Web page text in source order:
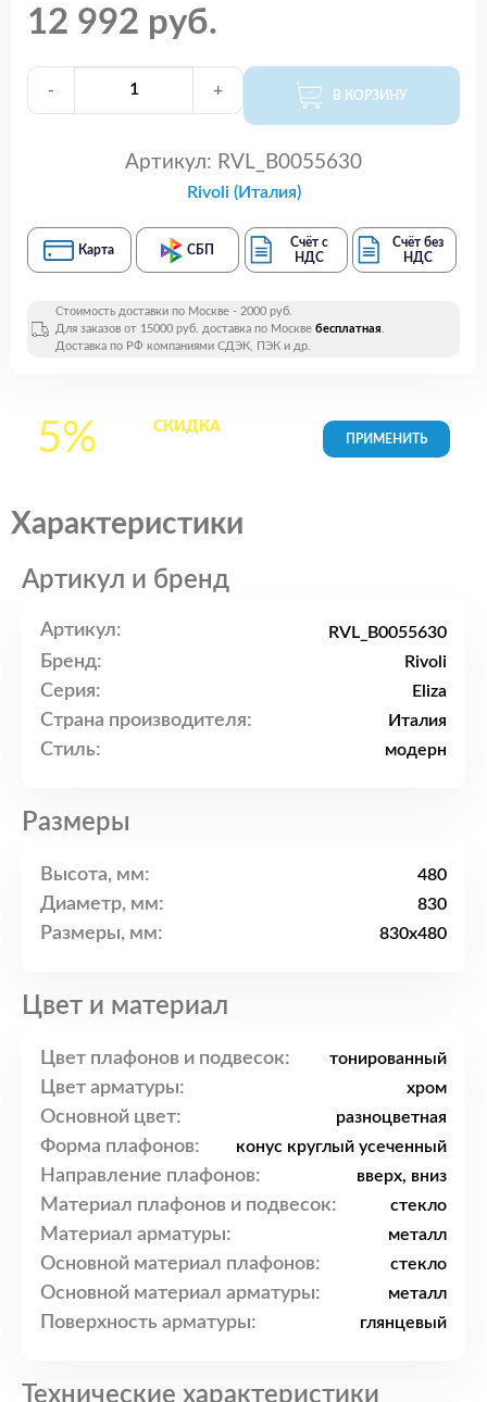
12 992 руб.
- + В КОРЗИНУ
Артикул: RVL_B0055630
Rivoli (Италия)
Карта СБП
Счёт с
НДС
Счёт без
НДС
Стоимость доставки по Москве - 2000 руб.
Для заказов от 15000 руб. доставка по Москве бесплатная.
Доставка по РФ компаниями СДЭК, ПЭК и др.
5% СКИДКАна все
Характеристики
Артикул и бренд
Артикул: RVL_B0055630
Бренд: Rivoli
Серия: Eliza
Страна производителя: Италия
Стиль: модерн
Размеры
Высота, мм: 480
Диаметр, мм: 830
Размеры, мм: 830x480
Цвет и материал
Цвет плафонов и подвесок: тонированный
Цвет арматуры: хром
Основной цвет: разноцветная
Форма плафонов: конус круглый усеченный
Направление плафонов: вверх, вниз
Материал плафонов и подвесок: стекло
Материал арматуры: металл
Основной материал плафонов: стекло
Основной материал арматуры: металл
Поверхность арматуры: глянцевый
Технические характеристики